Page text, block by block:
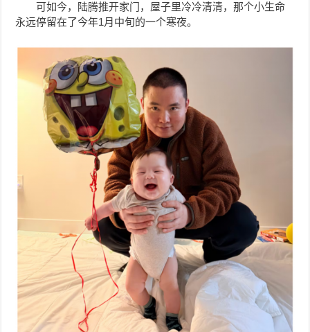
可如今，陆腾推开家门，屋子里冷冷清清，那个小生命
永远停留在了今年1月中旬的一个寒夜。